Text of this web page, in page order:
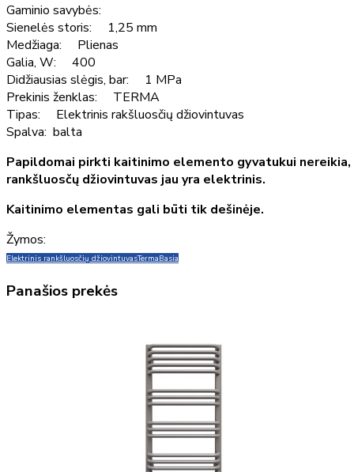
Gaminio savybės:
Sienelės storis: 1,25 mm
Medžiaga: Plienas
Galia, W: 400
Didžiausias slėgis, bar: 1 MPa
Prekinis ženklas: TERMA
Tipas: Elektrinis rakšluosčių džiovintuvas
Spalva: balta
Papildomai pirkti kaitinimo elemento gyvatukui nereikia,
rankšluosčų džiovintuvas jau yra elektrinis.
Kaitinimo elementas gali būti tik dešinėje.
Žymos:
Elektrinis rankšluosčių džiovintuvasTermaBasia
Panašios prekės